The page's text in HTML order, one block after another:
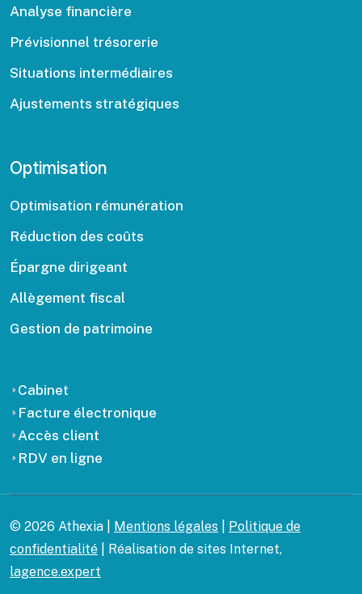
Analyse financière
Prévisionnel trésorerie
Situations intermédiaires
Ajustements stratégiques
Optimisation
Optimisation rémunération
Réduction des coûts
Épargne dirigeant
Allègement fiscal
Gestion de patrimoine
Cabinet
Facture électronique
Accès client
RDV en ligne
© 2026 Athexia | Mentions légales
Politique de
confidentialité | Réalisation de sites Internet,
lagence.expert